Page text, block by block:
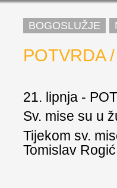
BOGOSLUŽJE
POTVRDA
21. lipnja -
Sv. mise su u
Tijekom sv.
Tomislav